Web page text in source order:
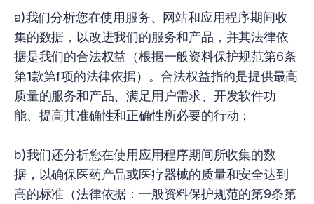
a)我们分析您在使用服务、网站和应用程序期间收
集的数据，以改进我们的服务和产品，并其法律依
据是我们的合法权益（根据一般资料保护规范第6条
第1款第f项的法律依据）。合法权益指的是提供最高
质量的服务和产品、满足用户需求、开发软件功
能、提高其准确性和正确性所必要的行动；
b)我们还分析您在使用应用程序期间所收集的数
据，以确保医药产品或医疗器械的质量和安全达到
高的标准（法律依据：一般资料保护规范的第9条第